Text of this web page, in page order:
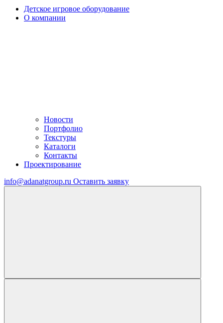
Детское игровое оборудование
О компании
Новости
Портфолио
Текстуры
Каталоги
Контакты
Проектирование
info@adanatgroup.ru Оставить заявку